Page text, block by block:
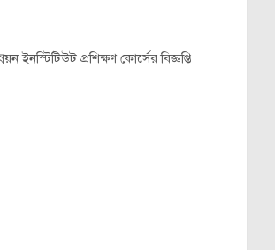
ইনস্টিটিউট প্রশিক্ষণ কোর্সের বিজ্ঞপ্তি